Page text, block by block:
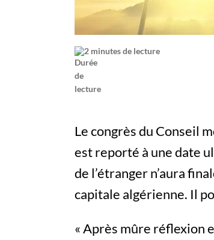
2 minutes de lecture
Le congrès du Conseil
est reporté à une date
de l’étranger n’aura
capitale algérienne. Il
« Après mûre réflexion